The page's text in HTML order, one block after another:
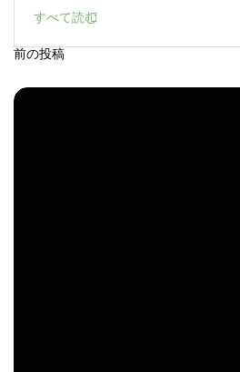
稿
ナ